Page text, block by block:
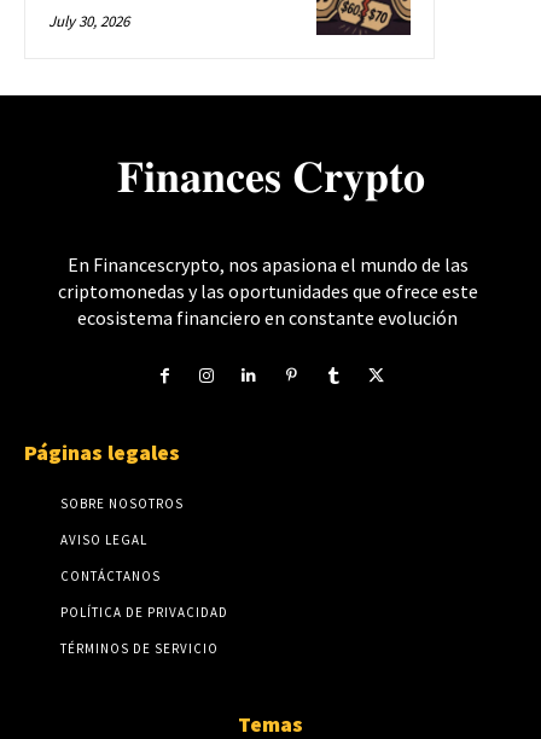
July 30, 2026
𝐅𝐢𝐧𝐚𝐧𝐜𝐞𝐬 𝐂𝐫𝐲𝐩𝐭𝐨
En Financescrypto, nos apasiona el mundo de las
criptomonedas y las oportunidades que ofrece este
ecosistema financiero en constante evolución
Páginas legales
SOBRE NOSOTROS
AVISO LEGAL
CONTÁCTANOS
POLÍTICA DE PRIVACIDAD
TÉRMINOS DE SERVICIO
Temas